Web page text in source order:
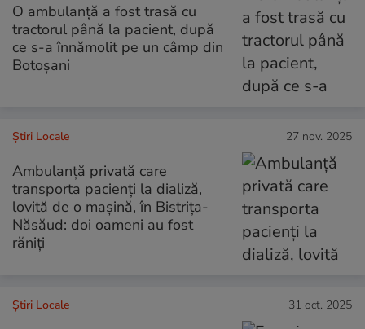
O ambulanță a fost trasă cu
tractorul până la pacient, după
ce s-a înnămolit pe un câmp din
Botoșani
Știri Locale 27 nov. 2025
Ambulanță privată care
transporta pacienți la dializă,
lovită de o mașină, în Bistrița-
Năsăud: doi oameni au fost
răniți
Știri Locale 31 oct. 2025